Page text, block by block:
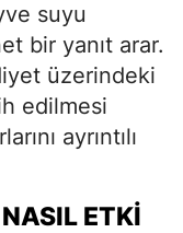
suyu
bir yanıt arar.
üzerindeki
edilmesi
ayrıntılı
ETKI